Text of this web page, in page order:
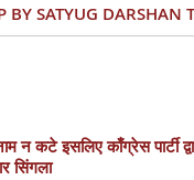
BY SATYUG DARSHAN
न कटे इसलिए काँग्रेस पार्टी
सिंगला